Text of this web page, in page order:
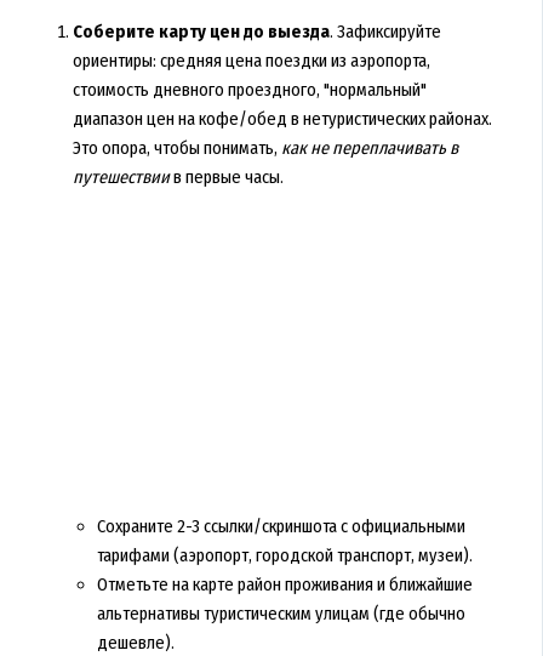
Соберите карту цен до выезда. Зафиксируйте
ориентиры: средняя цена поездки из аэропорта,
стоимость дневного проездного, "нормальный"
диапазон цен на кофе/обед в нетуристических районах.
Это опора, чтобы понимать, как не переплачивать в
путешествиив первые часы.
Сохраните 2-3 ссылки/скриншота с официальными
тарифами (аэропорт, городской транспорт, музеи).
Отметьте на карте район проживания и ближайшие
альтернативы туристическим улицам (где обычно
дешевле).